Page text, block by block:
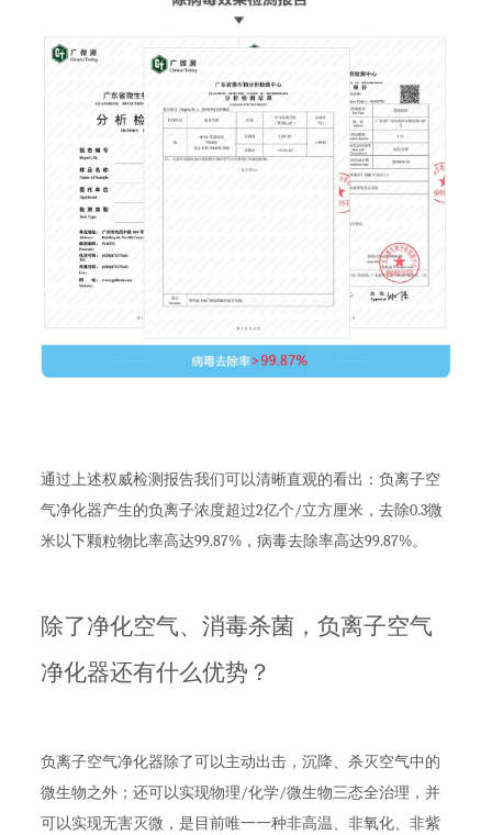
通过上述权威检测报告我们可以清晰直观的看出：负离子空
气净化器产生的负离子浓度超过2亿个/立方厘米，去除0.3微
米以下颗粒物比率高达99.87%，病毒去除率高达99.87%。
除了净化空气、消毒杀菌，负离子空气
净化器还有什么优势？
负离子空气净化器除了可以主动出击，沉降、杀灭空气中的
微生物之外；还可以实现物理/化学/微生物三态全治理，并
可以实现无害灭微，是目前唯一一种非高温、非氧化、非紫